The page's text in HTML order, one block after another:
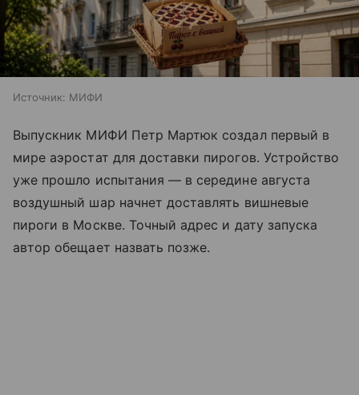
Источник: МИФИ
Выпускник МИФИ Петр Мартюк создал первый в
мире аэростат для доставки пирогов. Устройство
уже прошло испытания — в середине августа
воздушный шар начнет доставлять вишневые
пироги в Москве. Точный адрес и дату запуска
автор обещает назвать позже.